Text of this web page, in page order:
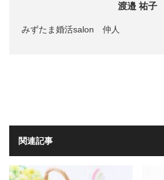
渡邉 祐子
みずたま婚活salon 仲人
関連記事